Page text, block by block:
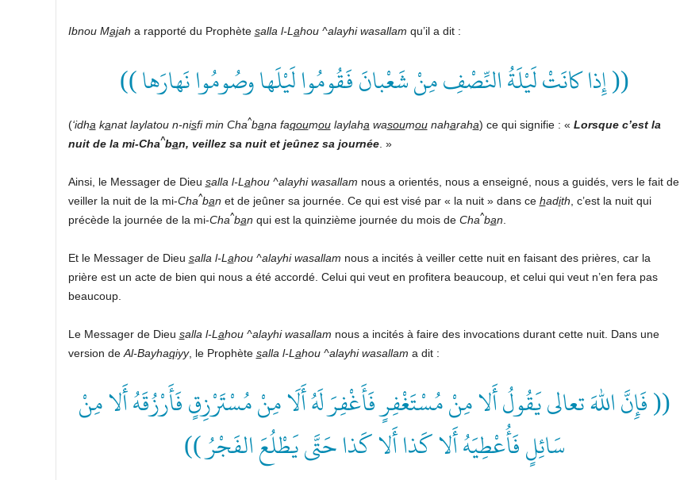
Ibnou Majah a rapporté du Prophète salla l-L ahou ^alayhi wasallam qu’il a dit :
(( إِذا كانَتْ لَيْلَةُ النِّصْفِ مِنْ شَعْبانَ فَقُومُوا لَيْلَها وصُومُوا نَهارَها ))
(‘idha kanat laylatou n-nisfi min Cha^bana faqoumoulaylaha wasoumounaharaha) ce qui signifie : « Lorsque c’est la
nuit de la mi-Cha^ban, veillez sa nuit et jeûnez sa journée. »
Ainsi, le Messager de Dieu salla l-L ahou ^alayhi wasallam nous a orientés, nous a enseigné, nous a guidés, vers le fait de
veiller la nuit de la mi-Cha^ban et de jeûner sa journée. Ce qui est visé par « la nuit » dans ce hadith , c’est la nuit qui
précède la journée de la mi-Cha^ban qui est la quinzième journée du mois de Cha^ban
Et le Messager de Dieu salla l-L ahou ^alayhi wasallam nous a incités à veiller cette nuit en faisant des prières, car la
prière est un acte de bien qui nous a été accordé. Celui qui veut en profitera beaucoup, et celui qui veut n’en fera pas
beaucoup.
Le Messager de Dieu salla l-L ahou ^alayhi wasallam nous a incités à faire des invocations durant cette nuit. Dans une
version de Al-Bayhaqiyy, le Prophète salla l-L ahou ^alayhi wasallam a dit :
(( فَإِنَّ اللهَ تعالى يَقُولُ أَلا مِنْ مُسْتَغْفِرٍ فَأَغْفِرَ لَهُ أَلَا مِنْ مُسْتَرْزِقٍ فَأَرْزُقَهُ أَلا مِنْ
سَائِلٍ فَأُعْطِيَهُ أَلا كَذا أَلا كَذا حَتَّى يَطْلُعَ الفَجْرُ ))